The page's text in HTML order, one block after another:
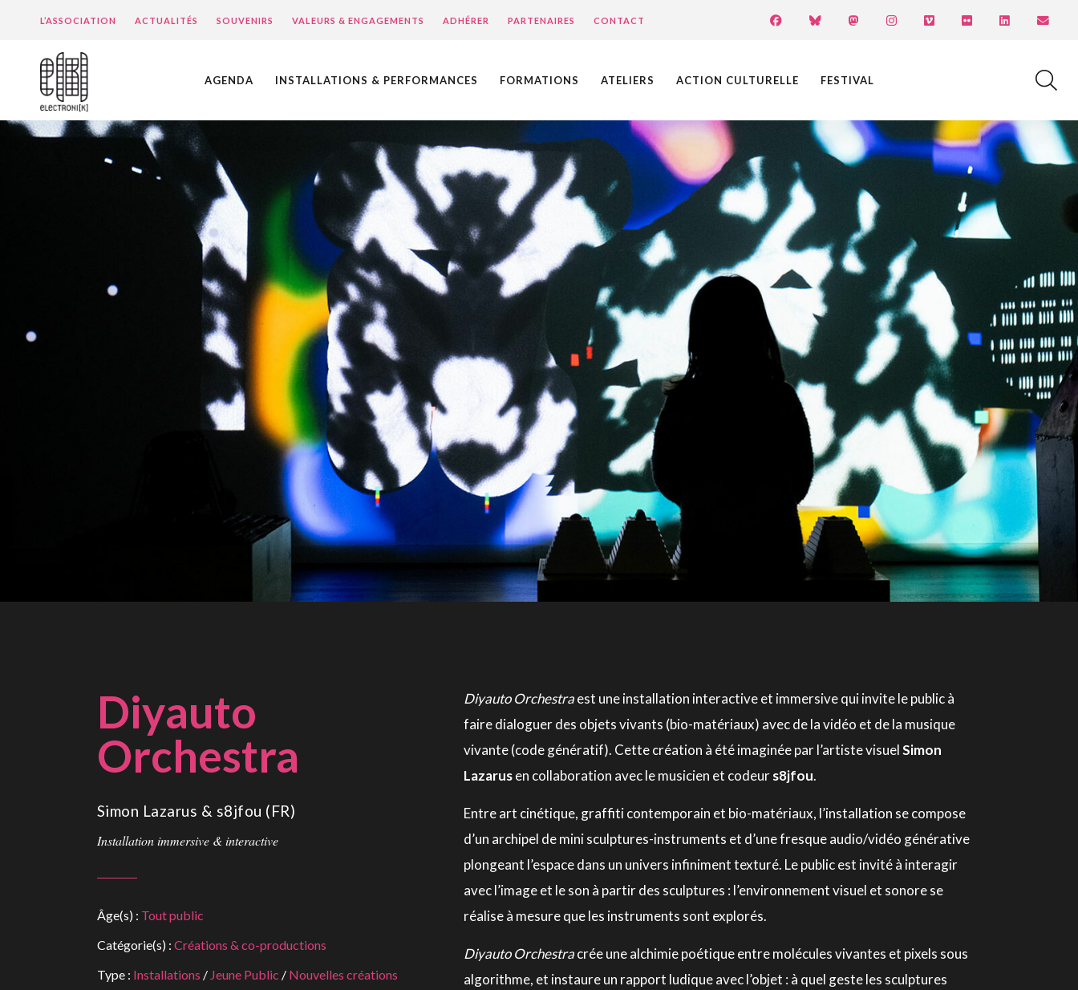
L’ASSOCIATION ACTUALITÉS SOUVENIRS VALEURS & ENGAGEMENTS ADHÉRER PARTENAIRES CONTACT
AGENDA INSTALLATIONS & PERFORMANCES FORMATIONS ATELIERS ACTION CULTURELLE FESTIVAL
Diyauto
Orchestra
Simon Lazarus & s8jfou (FR)
Installation immersive & interactive
Âge(s) : Tout public
Catégorie(s) : Créations & co-productions
Type : Installations / Jeune Public / Nouvelles créations
Diyauto Orchestraest une installation interactive et immersive qui invite le public à
faire dialoguer des objets vivants (bio-matériaux) avec de la vidéo et de la musique
vivante (code génératif). Cette création à été imaginée par l’artiste visuelSimon
Lazarusen collaboration avec le musicien et codeurs8jfou.
Entre art cinétique, graffiti contemporain et bio-matériaux, l’installation se compose
d’un archipel de mini sculptures-instruments et d’une fresque audio/vidéo générative
plongeant l’espace dans un univers infiniment texturé. Le public est invité à interagir
avec l’image et le son à partir des sculptures : l’environnement visuel et sonore se
réalise à mesure que les instruments sont explorés.
Diyauto Orchestracrée une alchimie poétique entre molécules vivantes et pixels sous
algorithme, et instaure un rapport ludique avec l’objet : à quel geste les sculptures